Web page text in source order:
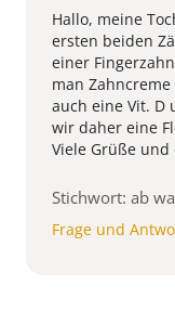
Hallo, meine
ersten beiden
einer
man
auch eine Vit. D
wir daher eine
Viele Grüße und
Stichwort: ab
Frage und